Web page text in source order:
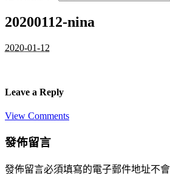
20200112-nina
2020-01-12
Leave a Reply
View Comments
發佈留言
發佈留言必須填寫的電子郵件地址不會